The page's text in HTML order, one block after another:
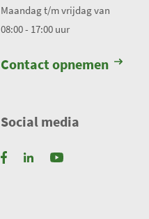
Maandag t/m vrijdag van
08:00 - 17:00 uur
Contact opnemen
Social media